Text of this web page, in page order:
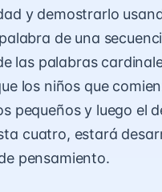
y demostrarlo
de una
las palabras
los niños que
pequeños y luego el
cuatro, estará
pensamiento.